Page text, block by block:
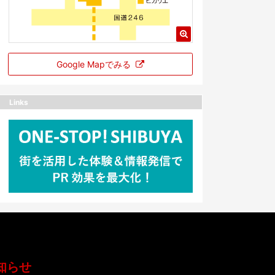
Google Mapでみる
Links
らせ